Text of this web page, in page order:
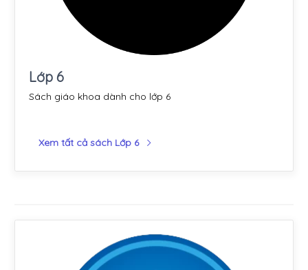
Lớp 6
Sách giáo khoa dành cho lớp 6
Xem tất cả sách Lớp 6